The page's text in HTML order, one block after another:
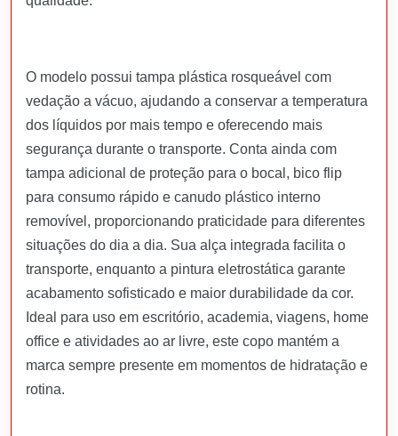
O modelo possui tampa plástica rosqueável com
vedação a vácuo, ajudando a conservar a temperatura
dos líquidos por mais tempo e oferecendo mais
segurança durante o transporte. Conta ainda com
tampa adicional de proteção para o bocal, bico flip
para consumo rápido e canudo plástico interno
removível, proporcionando praticidade para diferentes
situações do dia a dia. Sua alça integrada facilita o
transporte, enquanto a pintura eletrostática garante
acabamento sofisticado e maior durabilidade da cor.
Ideal para uso em escritório, academia, viagens, home
office e atividades ao ar livre, este copo mantém a
marca sempre presente em momentos de hidratação e
rotina.